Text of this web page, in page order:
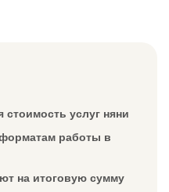
стоимость услуг няни
работы в
на итоговую сумму